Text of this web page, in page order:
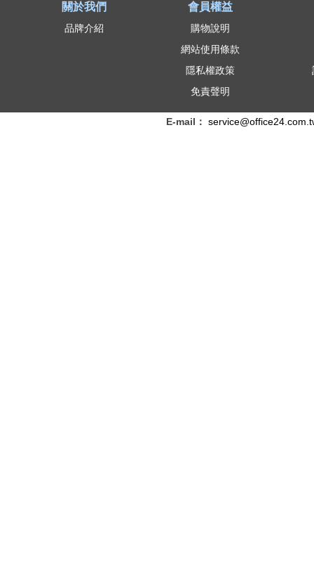
關於我們
品牌介紹
會員權益
購物說明
網站使用條款
隱私權政策
免責聲明
E-mail：